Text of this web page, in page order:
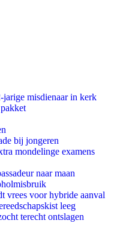
misdienaar in kerk
bij jongeren
mondelinge examens
naar maan
vrees voor hybride aanval
leeg
terecht ontslagen